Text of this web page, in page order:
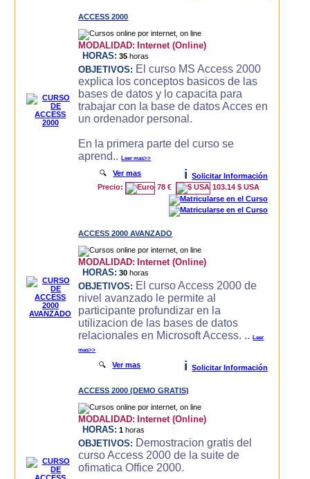
ACCESS 2000
MODALIDAD: Internet (Online)
HORAS: 35 horas
OBJETIVOS: El curso MS Access 2000
explica los conceptos basicos de las
bases de datos y lo capacita para
trabajar con la base de datos Acces en
un ordenador personal.
En la primera parte del curso se
aprend..Leer mas>>
🔍Ver mas i
Solicitar Información
Precio:
78 € 103.14 $ USA
ACCESS 2000 AVANZADO
MODALIDAD: Internet (Online)
HORAS: 30 horas
OBJETIVOS: El curso Access 2000 de
nivel avanzado le permite al
participante profundizar en la
utilizacion de las bases de datos
relacionales en Microsoft Access. ..Leer
mas>>
🔍Ver mas i Solicitar Información
ACCESS 2000 (DEMO GRATIS)
MODALIDAD: Internet (Online)
HORAS: 1 horas
OBJETIVOS: Demostracion gratis del
curso Access 2000 de la suite de
ofimatica Office 2000.